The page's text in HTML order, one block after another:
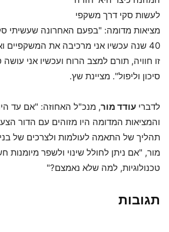
לעשות סקי דרך משקפי
40 שנה עכשיו אני מרכיבה את המשקפיים
זו חוויה, תורם למצב הרוח ועכשיו אני
סיכון וליפול". מציינת שץ.
לדברי עודד מור, מנכ"ל האחוזה: "אם עד
והמציאות המדומה היו מזוהים עם הדור
תהליך של התאמה לעולמות ולצרכים של
מור, "אם ניתן לחולל שינוי ולשפר מיומנות
טכנולוגיות, למה שלא נאמצם?"
תגובות